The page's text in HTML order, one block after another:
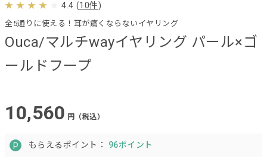
Ouca/マルチwayイヤリング パール×ゴ
ールドフープ
全5通りに使える！耳が痛くならないイヤリング
4.4 (10件)
10,560 円（税込）
もらえるポイント： 96ポイント